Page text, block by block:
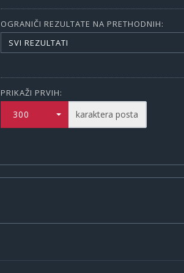
OGRANIČI REZULTATE NA PRETHODNIH:
SVI REZULTATI
PRIKAŽI PRVIH:
300 karaktera posta